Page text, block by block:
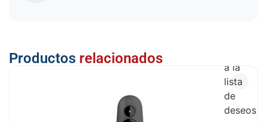
Productos relacionados
a la
lista
de
deseos